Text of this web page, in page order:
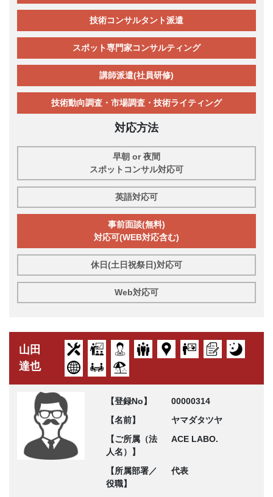
技術コンサルタント派遣
スポット専門家コンサルティング
講師派遣(社員研修)
技術動向調査・市場調査・技術ライティング
対応方法
早朝 or 夜間
スポットコンサル対応可
英語対応可
事前面談(無料)
対応可(WEB対応含む)
休日(土日祝祭日)対応可
Web対応可
山田
達也
【登録No】
00000314
【名前】
ヤマダタツヤ
【ご所属（法
人名）】
ACE LABO.
【所属部署／
役職】
代表